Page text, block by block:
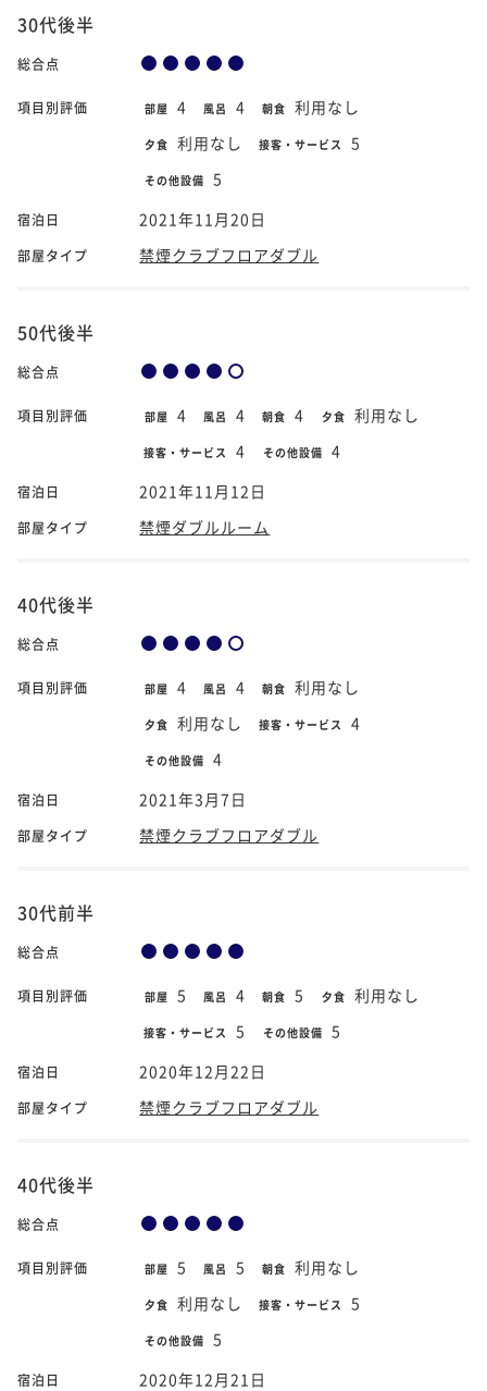
30代後半
総合点
項目別評価 部屋 4 風呂 4 朝食 利用なし
夕食 利用なし 接客・サービス 5
その他設備 5
宿泊日 2021年11月20日
部屋タイプ 禁煙クラブフロアダブル
50代後半
総合点
項目別評価 部屋 4 風呂 4 朝食 4 夕食 利用なし
接客・サービス 4 その他設備 4
宿泊日 2021年11月12日
部屋タイプ 禁煙ダブルルーム
40代後半
総合点
項目別評価 部屋 4 風呂 4 朝食 利用なし
夕食 利用なし 接客・サービス 4
その他設備 4
宿泊日 2021年3月7日
部屋タイプ 禁煙クラブフロアダブル
30代前半
総合点
項目別評価 部屋 5 風呂 4 朝食 5 夕食 利用なし
接客・サービス 5 その他設備 5
宿泊日 2020年12月22日
部屋タイプ 禁煙クラブフロアダブル
40代後半
総合点
項目別評価 部屋 5 風呂 5 朝食 利用なし
夕食 利用なし 接客・サービス 5
その他設備 5
宿泊日 2020年12月21日